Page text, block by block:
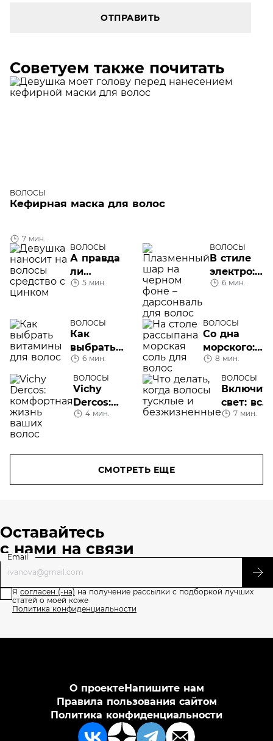
ОТПРАВИТЬ
Советуем также почитать
ВОЛОСЫ
Кефирная маска для волос
7 мин.
ВОЛОСЫ
А правда
ли
полезен
5 мин.
ВОЛОСЫ
В стиле
электро:
дарсонваль
6 мин.
ВОЛОСЫ
Как
выбрать
витамины
для волос
6 мин.
ВОЛОСЫ
Со дна
морского:
морская
соль для
волос
8 мин.
ВОЛОСЫ
Vichy
Dercos:
комфортная
волос
4 мин.
ВОЛОСЫ
свет: все,
что надо
волосы
7 мин.
СМОТРЕТЬ ЕЩЕ
Оставайтесь
с нами на связи
Email
Я согласен (-на) на получение рассылки с подборкой лучших
статей о моей коже
Политика конфиденциальности
О проектеНапишите нам
Правила пользования сайтом
Политика конфиденциальности